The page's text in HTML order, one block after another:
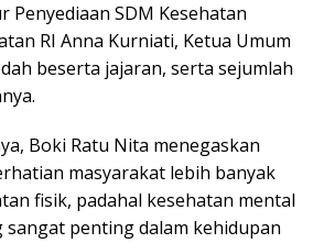
Penyediaan SDM Kesehatan
RI Anna Kurniati, Ketua Umum
beserta jajaran, serta sejumlah
Boki Ratu Nita menegaskan
masyarakat lebih banyak
fisik, padahal kesehatan mental
sangat penting dalam kehidupan